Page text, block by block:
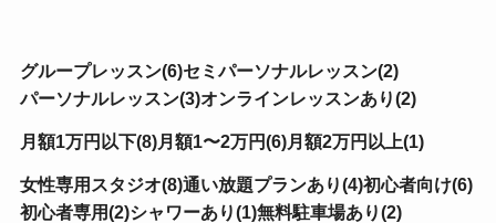
グループレッスン(6)セミパーソナルレッスン(2)
パーソナルレッスン(3)オンラインレッスンあり(2)
月額1万円以下(8)月額1〜2万円(6)月額2万円以上(1)
女性専用スタジオ(8)通い放題プランあり(4)初心者向け(6)
初心者専用(2)シャワーあり(1)無料駐車場あり(2)